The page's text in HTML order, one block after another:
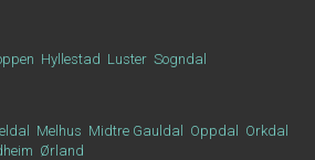
Hyllestad Luster Sogndal
Melhus Midtre Gauldal Oppdal
Orkdal
Ørland